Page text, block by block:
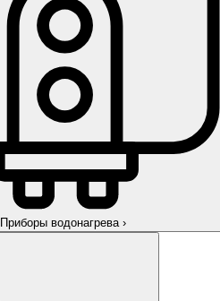
Приборы водонагрева ›